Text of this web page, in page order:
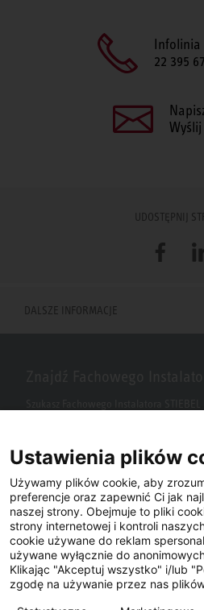
Infolinia
22 395
UDOSTĘPNIJ
Facebook
DALSZE INFORMACJE
Facebook
Ustawienia plików
Używamy plików cookie, aby
preferencje oraz zapewnić Ci jak
naszej strony. Obejmuje to pliki
strony internetowej i kontroli
cookie używane do reklam
używane wyłącznie do
Klikając "Akceptuj wszystko" i/lub
zgodę na używanie przez nas